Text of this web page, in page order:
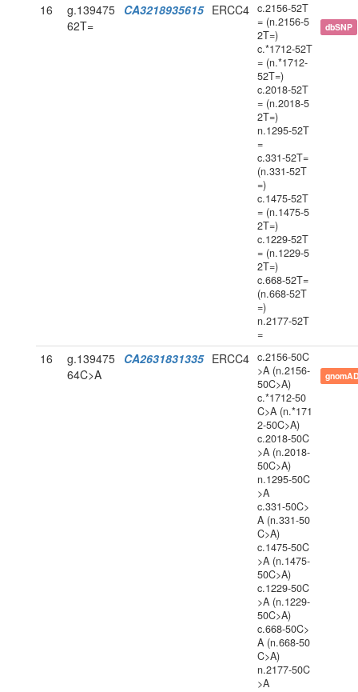
16
g.139475
62T=
CA3218935615 ERCC4 c.2156-52T
= (n.2156-5
2T=)
c.*1712-52T
= (n.*1712-
52T=)
c.2018-52T
= (n.2018-5
2T=)
n.1295-52T
=
c.331-52T=
(n.331-52T
=)
c.1475-52T
= (n.1475-5
2T=)
c.1229-52T
= (n.1229-5
2T=)
c.668-52T=
(n.668-52T
=)
n.2177-52T
=
dbSNP
16
g.139475
64C>A
CA2631831335 ERCC4 c.2156-50C
>A (n.2156-
50C>A)
c.*1712-50
C>A (n.*171
2-50C>A)
c.2018-50C
>A (n.2018-
50C>A)
n.1295-50C
>A
c.331-50C>
A (n.331-50
C>A)
c.1475-50C
>A (n.1475-
50C>A)
c.1229-50C
>A (n.1229-
50C>A)
c.668-50C>
A (n.668-50
C>A)
n.2177-50C
>A